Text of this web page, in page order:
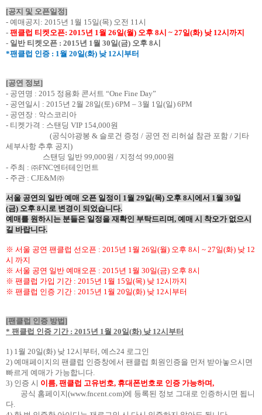
[공지 및 오픈일정]
- 예매공지 : 2015년 1월 15일(목) 오전 11시
- 팬클럽 티켓오픈: 2015년 1월 26일(월) 오후 8시 ~ 27일(화) 낮12시까지
- 일반 티켓오픈 : 2015년 1월 30일(금) 오후 8시
*팬클럽 인증 : 1월 20일(화) 낮12시부터
[공연 정보]
- 공연명 : 2015 정용화 콘서트 “One Fine Day”
- 공연일시 : 2015년 2월 28일(토) 6PM – 3월 1일(일) 6PM
- 공연장 : 악스코리아
- 티켓가격 : 스탠딩 VIP 154,000원
(공식야광봉 & 슬로건 증정 / 공연 전 리허설 참관 포함 / 기타
세부사항 추후 공지)
스탠딩 일반99,000원 / 지정석 99,000원
- 주최 : ㈜FNC엔터테인먼트
- 주관 : CJE&M㈜
서울 공연의 일반 예매 오픈 일정이 1월 29일(목) 오후 8시에서 1월 30일
(금) 오후 8시로 변경이 되었습니다.
예매를 원하시는 분들은 일정을 재확인 부탁드리며 , 예매 시 착오가 없으시
길 바랍니다.
※ 서울 공연 팬클럽 선오픈 : 2015년 1월 26일(월) 오후 8시 ~ 27일(화) 낮 12
시 까지
※ 서울 공연 일반 예매오픈 : 2015년 1월 30일(금) 오후 8시
※ 팬클럽 가입 기간 : 2015년 1월 15일(목) 낮 12시까지
※ 팬클럽 인증 기간 : 2015년 1월 20일(화) 낮 12시부터
[팬클럽 인증 방법 ]
* 팬클럽 인증 기간: 2015년 1월 20일(화) 낮12시부터
1) 1월 20일(화) 낮 12시부터 , 예스24 로그인
2) 예매페이지의 팬클럽 인증창에서 팬클럽 회원인증을 먼저 받아놓으시면
빠르게 예매가 가능합니다.
3) 인증 시 이름, 팬클럽 고유번호, 휴대폰번호로 인증 가능하며 ,
공식 홈페이지(www.fncent.com)에 등록된 정보 그대로 인증하시면 됩니
다.